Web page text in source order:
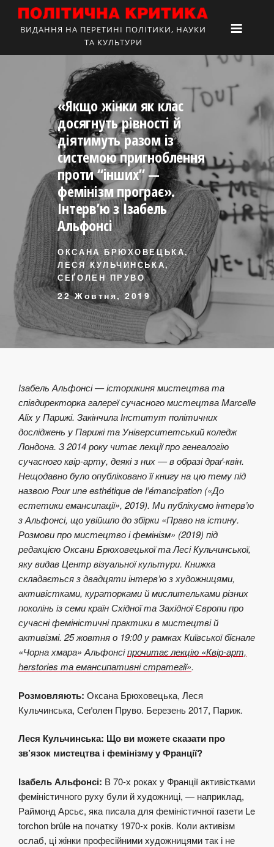
ВИДАННЯ НА ПЕРЕТИНІ ПОЛІТИКИ, НАУКИ
ТА КУЛЬТУРИ
«Якщо жінки як клас
досягнуть рівності й
діятимуть разом із
системою пригноблення
проти “інших” —
фемінізм програє».
Інтерв’ю з Ізабель
Альфонсі
ОКСАНА БРЮХОВЕЦЬКА,
ЛЕСЯ КУЛЬЧИНСЬКА,
СЕҐОЛЕН ПРУВО
22 Жовтня, 2019
Ізабель Альфонсі — історикиня мистецтва та
співдиректорка галереї сучасного мистецтва Marcelle
Alix у Парижі. Закінчила Інститут політичних
досліджень у Парижі та Університетський коледж
Лондона. З 2014 року читає лекції про генеалогію
сучасного квір-арту, деякі з них — в образі драґ-квін.
Нещодавно було опубліковано її книгу на цю тему під
назвою Pour une esthétique de l’émancipation («До
естетики емансипації», 2019). Ми публікуємо інтерв’ю
з Альфонсі, що увійшло до збірки «Право на істину.
Розмови про мистецтво і фемінізм» (2019) під
редакцією Оксани Брюховецької та Лесі Кульчинської,
яку видав Центр візуальної культури. Книжка
складається з двадцяти інтерв’ю з художницями,
активістками, кураторками й мислительками різних
поколінь із семи країн Східної та Західної Європи про
сучасні феміністичні практики в мистецтві й
активізмі. 25 жовтня о 19:00 у рамках Київської бієнале
«Чорна хмара» Альфонсіпрочитає лекцію «Квір-арт,
herstories та емансипативні стратегії».
Розмовляють: Оксана Брюховецька, Леся
Кульчинська, Сеґолен Пруво. Березень 2017, Париж.
Леся Кульчинська: Що ви можете сказати про
зв’язок мистецтва і фемінізму у Франції?
Ізабель Альфонсі: В 70-х роках у Франції активістками
феміністичного руху були й художниці, — наприклад,
Раймонд Арсьє, яка писала для феміністичної газети Le
torchon brûle на початку 1970-х років. Коли активізм
ослаб, ці жінки професійними художницями так і не